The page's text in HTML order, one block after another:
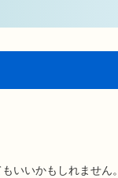
いいかもしれません。